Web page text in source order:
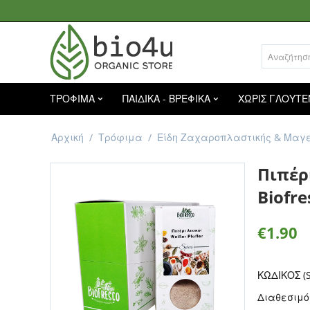
ΤΡΟΦΙΜΑ ΠΑΙΔΙΚΑ - ΒΡΕΦΙΚΑ ΧΩΡΙΣ
Αρχική / Τρόφιμα / Είδη Ζαχαροπλαστικής &
€1.90
ΚΩΔΙΚΟΣ